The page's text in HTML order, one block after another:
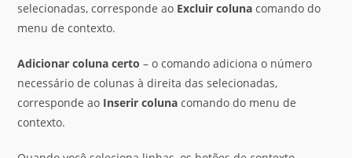
selecionadas, corresponde ao Excluir coluna comando do
menu de contexto.
Adicionar coluna certo – o comando adiciona o número
necessário de colunas à direita das selecionadas,
corresponde ao Inserir coluna comando do menu de
contexto.